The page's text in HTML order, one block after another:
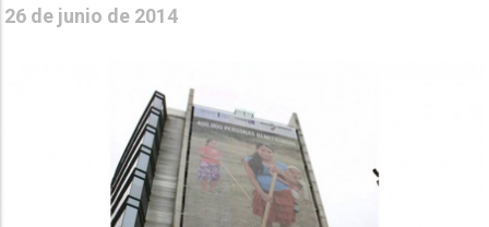
26 de junio de 2014